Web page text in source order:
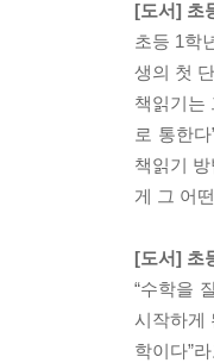
[도서] 초
초등 1학
생의 첫
책읽기는
로 통한
책읽기
게 그 어
[도서] 초
“수학을
시작하게
학이다”